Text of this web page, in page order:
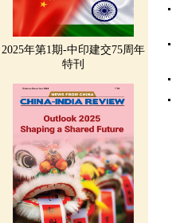
2025年第1期-中印建交75周年
特刊